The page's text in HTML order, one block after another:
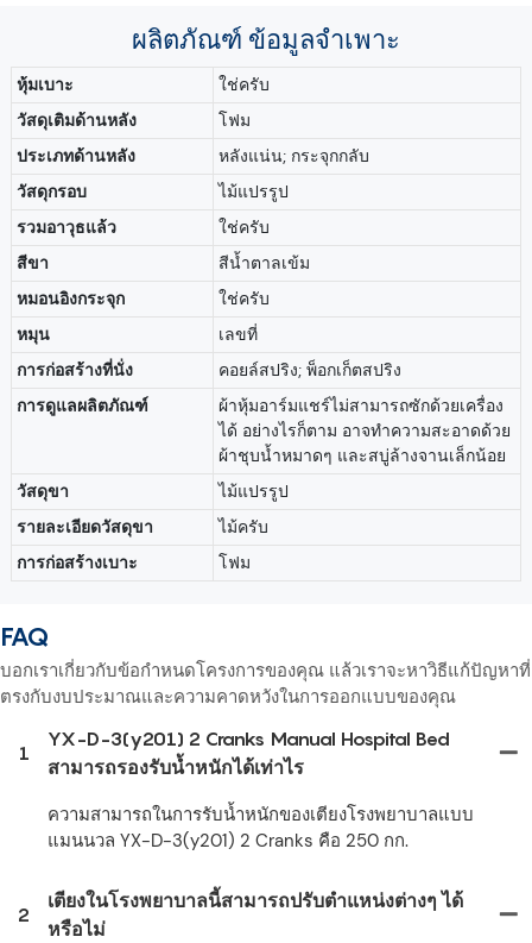
ผลิตภัณฑ์ ข้อมูลจำเพาะ
หุ้มเบาะ
ใช่ครับ
วัสดุเติมด้านหลัง
โฟม
ประเภทด้านหลัง
หลังแน่น; กระจุกกลับ
วัสดุกรอบ
ไม้แปรรูป
รวมอาวุธแล้ว
ใช่ครับ
สีขา
สีน้ำตาลเข้ม
หมอนอิงกระจุก
ใช่ครับ
หมุน
เลขที่
การก่อสร้างที่นั่ง
คอยล์สปริง; พ็อกเก็ตสปริง
การดูแลผลิตภัณฑ์
ผ้าหุ้มอาร์มแชร์ไม่สามารถซักด้วยเครื่อง
ได้ อย่างไรก็ตาม อาจทำความสะอาดด้วย
ผ้าชุบน้ำหมาดๆ และสบู่ล้างจานเล็กน้อย
วัสดุขา
ไม้แปรรูป
รายละเอียดวัสดุขา
ไม้ครับ
การก่อสร้างเบาะ
โฟม
FAQ
บอกเราเกี่ยวกับข้อกำหนดโครงการของคุณ แล้วเราจะหาวิธีแก้ปัญหาที่
ตรงกับงบประมาณและความคาดหวังในการออกแบบของคุณ
1
YX-D-3(y201) 2 Cranks Manual Hospital Bed
สามารถรองรับน้ำหนักได้เท่าไร
ความสามารถในการรับน้ำหนักของเตียงโรงพยาบาลแบบ
แมนนวล YX-D-3(y201) 2 Cranks คือ 250 กก.
2
เตียงในโรงพยาบาลนี้สามารถปรับตำแหน่งต่างๆ ได้
หรือไม่